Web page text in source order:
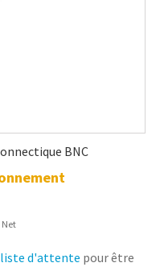
BNC
Net
liste d'attente pour être